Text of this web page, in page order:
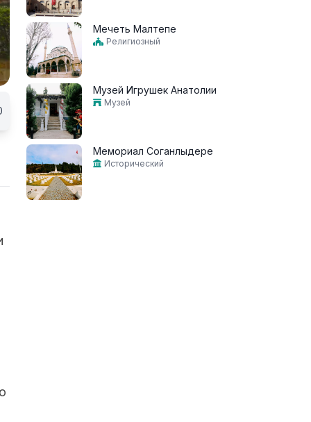
Мечеть Малтепе
Религиозный
Музей Игрушек Анатолии
Музей
Мемориал Соганлыдере
Исторический